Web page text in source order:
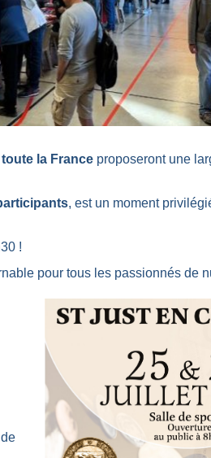
la France proposeront une
, est un moment
!
pour tous les passionnés de